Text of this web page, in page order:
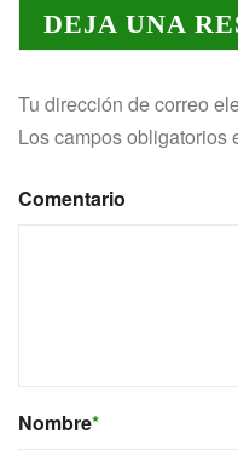
DEJA UNA
Tu dirección de correo
Los campos obligatorios
Comentario
Nombre*